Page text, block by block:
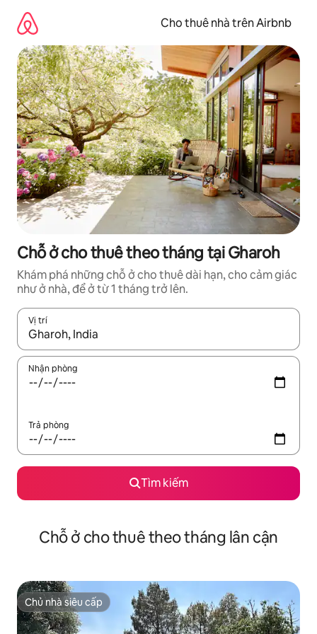
dung
Cho thuê nhà trên Airbnb
Chỗ ở cho thuê theo tháng tại Gharoh
Khám phá những chỗ ở cho thuê dài hạn, cho cảm giác
như ở nhà, để ở từ 1 tháng trở lên.
Vị trí
Khi có kết quả, hãy điều hướng bằng phím mũi tên lên và
Nhận phòng
Trả phòng
Tìm kiếm
Chỗ ở cho thuê theo tháng lân cận
Chủ nhà siêu cấp
Chủ nhà siêu cấp